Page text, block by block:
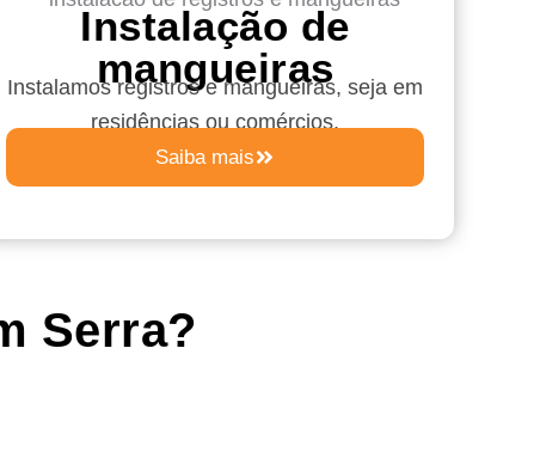
Instalação de
mangueiras
Instalamos registros e mangueiras, seja em
residências ou comércios.
Saiba mais
Serra?